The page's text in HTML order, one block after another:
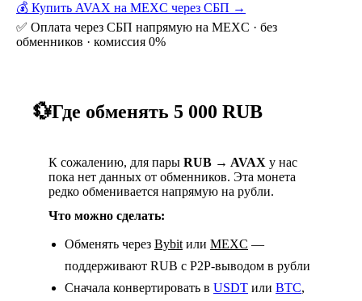
💰 Купить AVAX на MEXC через СБП →
✅ Оплата через СБП напрямую на MEXC · без
обменников · комиссия 0%
💱Где обменять 5 000 RUB
К сожалению, для пары RUB → AVAX у нас
пока нет данных от обменников. Эта монета
редко обменивается напрямую на рубли.
Что можно сделать:
Обменять через Bybit или MEXC —
поддерживают RUB с P2P-выводом в рубли
Сначала конвертировать в USDT или BTC,